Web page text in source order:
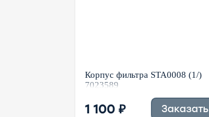
Корпус фильтра STA0008 (1/)
7023589
1 100 ₽ Заказать